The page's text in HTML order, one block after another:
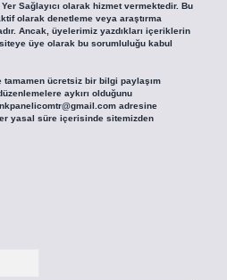
Sağlayıcı olarak hizmet vermektedir. Bu
olarak denetleme veya araştırma
Ancak, üyelerimiz yazdıkları içeriklerin
üye olarak bu sorumluluğu kabul
tamamen ücretsiz bir bilgi paylaşım
aykırı olduğunu
adresine
yasal süre içerisinde sitemizden